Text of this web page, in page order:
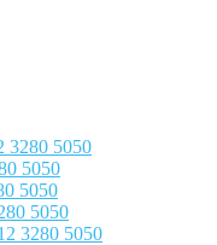
3280 5050
5050
5050
5050
3280 5050